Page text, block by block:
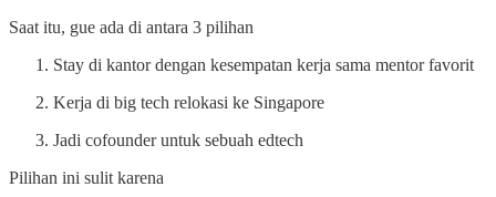
Saat itu, gue ada di antara 3 pilihan
Stay di kantor dengan kesempatan kerja sama mentor favorit
Kerja di big tech relokasi ke Singapore
Jadi cofounder untuk sebuah edtech
Pilihan ini sulit karena